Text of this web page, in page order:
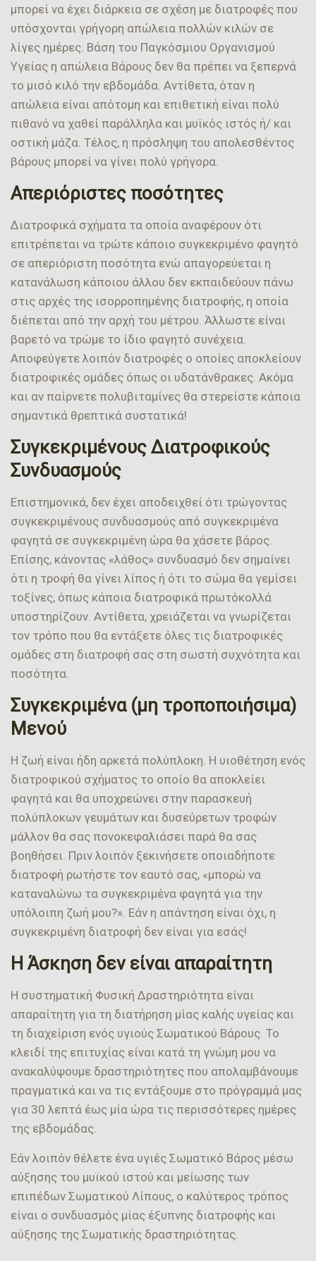
μπορεί να έχει διάρκεια σε σχέση με διατροφές που
υπόσχονται γρήγορη απώλεια πολλών κιλών σε
λίγες ημέρες. Βάση του Παγκόσμιου Οργανισμού
Υγείας η απώλεια Βάρους δεν θα πρέπει να ξεπερνά
το μισό κιλό την εβδομάδα. Αντίθετα, όταν η
απώλεια είναι απότομη και επιθετική είναι πολύ
πιθανό να χαθεί παράλληλα και μυϊκός ιστός ή/ και
οστική μάζα. Τέλος, η πρόσληψη του απολεσθέντος
βάρους μπορεί να γίνει πολύ γρήγορα.
Απεριόριστες ποσότητες
Διατροφικά σχήματα τα οποία αναφέρουν ότι
επιτρέπεται να τρώτε κάποιο συγκεκριμένο φαγητό
σε απεριόριστη ποσότητα ενώ απαγορεύεται η
κατανάλωση κάποιου άλλου δεν εκπαιδεύουν πάνω
στις αρχές της ισορροπημένης διατροφής, η οποία
διέπεται από την αρχή του μέτρου. Άλλωστε είναι
βαρετό να τρώμε το ίδιο φαγητό συνέχεια.
Αποφεύγετε λοιπόν διατροφές ο οποίες αποκλείουν
διατροφικές ομάδες όπως οι υδατάνθρακες. Ακόμα
και αν παίρνετε πολυβιταμίνες θα στερείστε κάποια
σημαντικά θρεπτικά συστατικά!
Συγκεκριμένους Διατροφικούς
Συνδυασμούς
Επιστημονικά, δεν έχει αποδειχθεί ότι τρώγοντας
συγκεκριμένους συνδυασμούς από συγκεκριμένα
φαγητά σε συγκεκριμένη ώρα θα χάσετε βάρος.
Επίσης, κάνοντας «λάθος» συνδυασμό δεν σημαίνει
ότι η τροφή θα γίνει λίπος ή ότι το σώμα θα γεμίσει
τοξίνες, όπως κάποια διατροφικά πρωτόκολλά
υποστηρίζουν. Αντίθετα, χρειάζεται να γνωρίζεται
τον τρόπο που θα εντάξετε όλες τις διατροφικές
ομάδες στη διατροφή σας στη σωστή συχνότητα και
ποσότητα.
Συγκεκριμένα (μη τροποποιήσιμα)
Μενού
Η ζωή είναι ήδη αρκετά πολύπλοκη. Η υιοθέτηση ενός
διατροφικού σχήματος το οποίο θα αποκλείει
φαγητά και θα υποχρεώνει στην παρασκευή
πολύπλοκων γευμάτων και δυσεύρετων τροφών
μάλλον θα σας πονοκεφαλιάσει παρά θα σας
βοηθήσει. Πριν λοιπόν ξεκινήσετε οποιαδήποτε
διατροφή ρωτήστε τον εαυτό σας, «μπορώ να
καταναλώνω τα συγκεκριμένα φαγητά για την
υπόλοιπη ζωή μου?». Εάν η απάντηση είναι όχι, η
συγκεκριμένη διατροφή δεν είναι για εσάς!
Η Άσκηση δεν είναι απαραίτητη
Η συστηματική Φυσική Δραστηριότητα είναι
απαραίτητη για τη διατήρηση μίας καλής υγείας και
τη διαχείριση ενός υγιούς Σωματικού Βάρους. Το
κλειδί της επιτυχίας είναι κατά τη γνώμη μου να
ανακαλύψουμε δραστηριότητες που απολαμβάνουμε
πραγματικά και να τις εντάξουμε στο πρόγραμμά μας
για 30 λεπτά έως μία ώρα τις περισσότερες ημέρες
της εβδομάδας.
Εάν λοιπόν θέλετε ένα υγιές Σωματικό Βάρος μέσω
αύξησης του μυϊκού ιστού και μείωσης των
επιπέδων Σωματικού Λίπους, ο καλύτερος τρόπος
είναι ο συνδυασμός μίας έξυπνης διατροφής και
αύξησης της Σωματικής δραστηριότητας.